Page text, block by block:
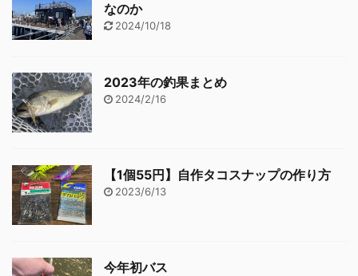
なのか
2024/10/18
2023年の釣果まとめ
2024/2/16
【1個55円】自作タコスナップの作り方
2023/6/13
今年初バス